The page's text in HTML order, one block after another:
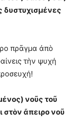
δυστυχισμένες
πρᾶγμα ἀπὸ
τὴν ψυχή
νοῦς τοῦ
ἄπειρο νοῦ